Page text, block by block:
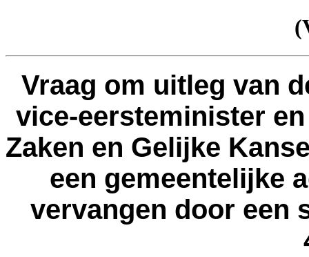
Vraag om uitleg van
vice-eersteminister
Zaken en Gelijke
een gemeentelijke
vervangen door een